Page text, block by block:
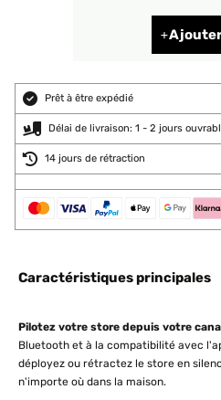
Prêt à être expédié
Délai de livraison: 1 - 2 jours
14 jours de rétraction
Caractéristiques principales
Pilotez votre store depuis votre
Bluetooth et à la compatibilité avec
déployez ou rétractez le store en
n'importe où dans la maison.